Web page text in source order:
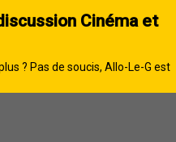
Cinéma et
? Pas de soucis, Allo-Le-G est